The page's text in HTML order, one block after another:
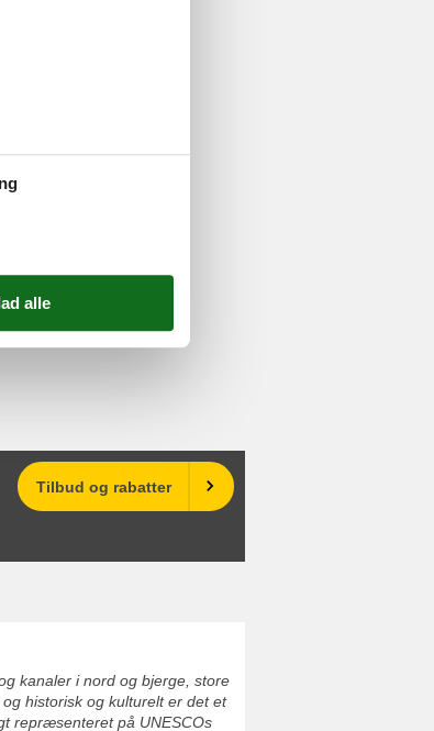
Tilbud og rabatter
kanaler i nord og bjerge, store
historisk og kulturelt er det et
repræsenteret på UNESCOs